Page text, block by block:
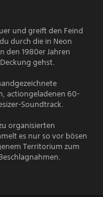
und greift den Feind
durch die in Neon
den 1980er Jahren
gehst.
actiongeladenen 60-
Soundtrack.
organisierten
es nur so vor bösen
Territorium zum